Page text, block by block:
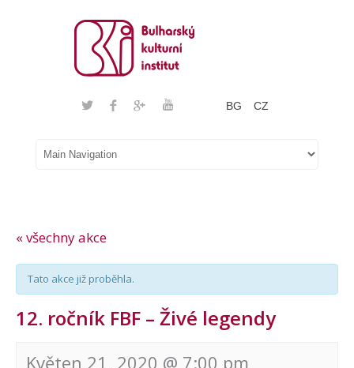
BG CZ
« všechny akce
Tato akce již proběhla.
12. ročník FBF – Živé legendy
Květen 21, 2020 @ 7:00 pm